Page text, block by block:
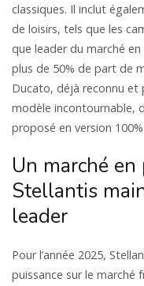
classiques. Il inclut
de loisirs, tels que les
que leader du marché
plus de 50% de part de
Ducato, déjà reconnu et
modèle incontournable,
proposé en version
Un marché
Stellantis
leader
Pour l’année 2025,
puissance sur le marché